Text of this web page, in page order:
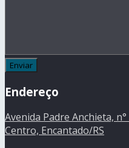
Endereço
Avenida Padre Anchieta,
Centro, Encantado/RS